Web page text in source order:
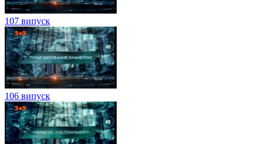
107 випуск
106 випуск